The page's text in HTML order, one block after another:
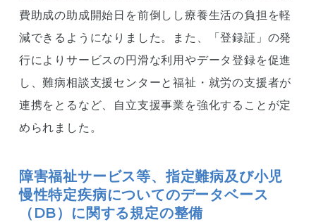
費助成の助成開始日を前倒しし療養生活の負担を軽
減できるようになりました。また、「登録証」の発
行によりサービスの円滑な利用やデータ登録を促進
し、難病相談支援センターと福祉・就労の支援者が
連携をとるなど、自立支援事業を強化することが定
められました。
障害福祉サービス等、指定難病及び小児
慢性特定疾病についてのデータベース
（DB）に関する規定の整備